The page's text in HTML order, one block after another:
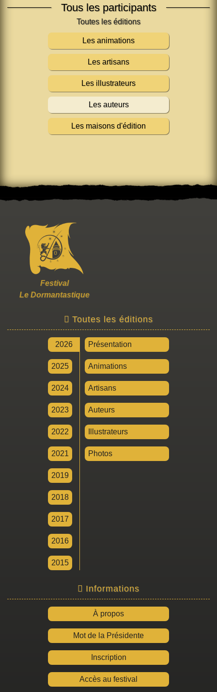
Tous les participants
Les animations
Les artisans
Les illustrateurs
Les auteurs
Les maisons d'édition
Festival
Le Dormantastique
Toutes les éditions
2026
2025
2024
2023
2022
2021
2019
2018
2017
2016
2015
Présentation
Animations
Artisans
Auteurs
Illustrateurs
Photos
Informations
À propos
Mot de la Présidente
Inscription
Accès au festival